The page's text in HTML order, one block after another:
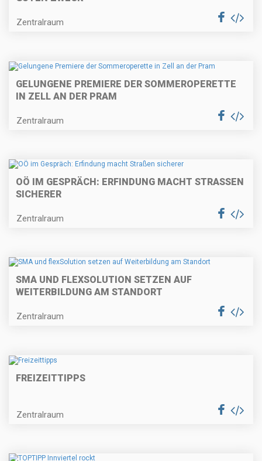
Zentralraum
GELUNGENE PREMIERE DER SOMMEROPERETTE
IN ZELL AN DER PRAM
Zentralraum
OÖ IM GESPRÄCH: ERFINDUNG MACHT STRASSEN S
ICHERER
Zentralraum
SMA UND FLEXSOLUTION SETZEN AUF
WEITERBILDUNG AM STANDORT
Zentralraum
FREIZEITTIPPS
Zentralraum